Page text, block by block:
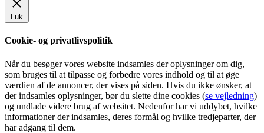
Luk
Cookie- og privatlivspolitik
Når du besøger vores website indsamles der oplysninger om dig,
som bruges til at tilpasse og forbedre vores indhold og til at øge
værdien af de annoncer, der vises på siden. Hvis du ikke ønsker, at
der indsamles oplysninger, bør du slette dine cookies (se vejledning)
og undlade videre brug af websitet. Nedenfor har vi uddybet, hvilke
informationer der indsamles, deres formål og hvilke tredjeparter, der
har adgang til dem.